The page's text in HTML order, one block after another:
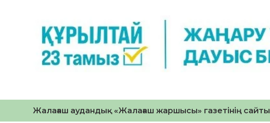
Жалағаш аудандық «Жалағаш жаршысы» газетінің сайты